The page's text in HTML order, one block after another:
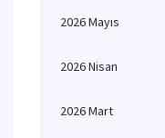
2026 Mayıs
2026 Nisan
2026 Mart